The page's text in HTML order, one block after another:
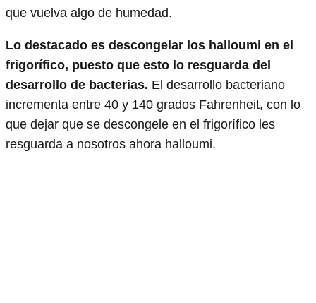
que vuelva algo de humedad.
Lo destacado es descongelar los halloumi en el
frigorífico, puesto que esto lo resguarda del
desarrollo de bacterias. El desarrollo bacteriano
incrementa entre 40 y 140 grados Fahrenheit, con lo
que dejar que se descongele en el frigorífico les
resguarda a nosotros ahora halloumi.